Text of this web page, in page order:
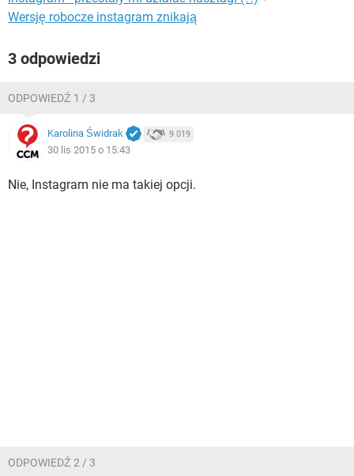
Wersję robocze instagram znikają
3 odpowiedzi
ODPOWIEDŹ 1 / 3
Karolina Świdrak 9 019
30 lis 2015 o 15:43
Nie, Instagram nie ma takiej opcji.
ODPOWIEDŹ 2 / 3